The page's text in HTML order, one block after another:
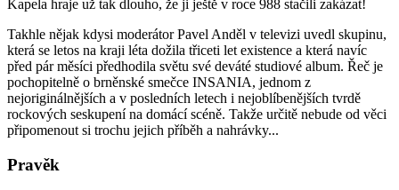
Kapela hraje už tak dlouho, že ji ještě v roce 988 stačili zakázat!
Takhle nějak kdysi moderátor Pavel Anděl v televizi uvedl skupinu,
která se letos na kraji léta dožila třiceti let existence a která navíc
před pár měsíci předhodila světu své deváté studiové album. Řeč je
pochopitelně o brněnské smečce INSANIA, jednom z
nejoriginálnějších a v posledních letech i nejoblíbenějších tvrdě
rockových seskupení na domácí scéně. Takže určitě nebude od věci
připomenout si trochu jejich příběh a nahrávky...
Pravěk